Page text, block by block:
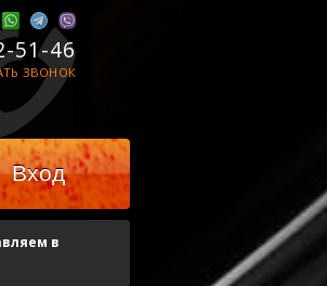
51-46
ЗВОНОК
Вход
в